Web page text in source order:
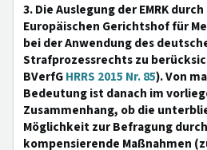
3. Die Auslegung der EMRK
Europäischen Gerichtshof für
bei der Anwendung des
Strafprozessrechts zu
BVerfGHRRS 2015 Nr. 85). Von
Bedeutung ist danach im
Zusammenhang, ob die
Möglichkeit zur Befragung durch
kompensierende Maßnahmen